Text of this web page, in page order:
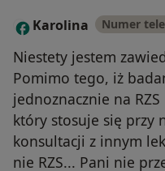
K Karolina Numer
Niestety jestem
Pomimo tego, iż
jednoznacznie na
który stosuje się przy
konsultacji z innym
nie RZS... Pani nie